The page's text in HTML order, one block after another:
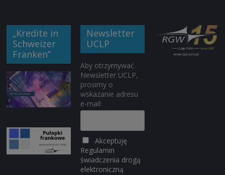
„Kredite in
Schweizer
Franken“
Newsletter
UCLP
Aby otrzymywać
Newsletter UCLP,
prosimy o
wskazanie adresu
e-mail:
Akceptuję
Regulamin
świadczenia drogą
elektroniczną